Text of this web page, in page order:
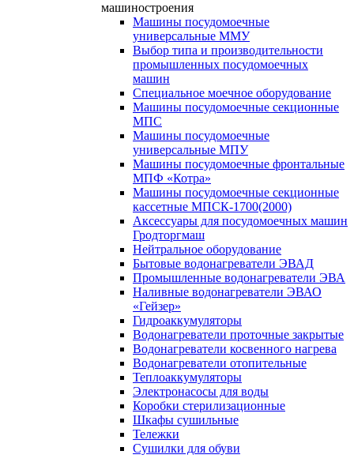
машиностроения
Машины посудомоечные
универсальные ММУ
Выбор типа и производительности
промышленных посудомоечных
машин
Специальное моечное оборудование
Машины посудомоечные секционные
МПС
Машины посудомоечные
универсальные МПУ
Машины посудомоечные фронтальные
МПФ «Котра»
Машины посудомоечные секционные
кассетные МПСК-1700(2000)
Аксессуары для посудомоечных машин
Гродторгмаш
Нейтральное оборудование
Бытовые водонагреватели ЭВАД
Промышленные водонагреватели ЭВА
Наливные водонагреватели ЭВАО
«Гейзер»
Гидроаккумуляторы
Водонагреватели проточные закрытые
Водонагреватели косвенного нагрева
Водонагреватели отопительные
Теплоаккумуляторы
Электронасосы для воды
Коробки стерилизационные
Шкафы сушильные
Тележки
Сушилки для обуви